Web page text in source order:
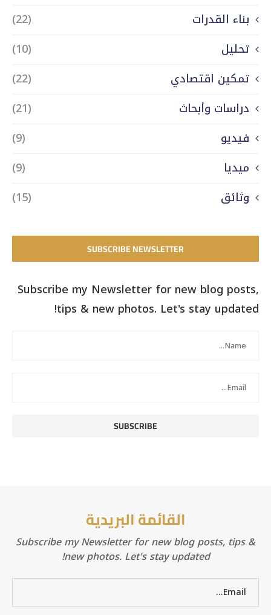
بناء القدرات
(22)
تحليل
(10)
تمكين اقتصادي
(22)
دراسات وأبحاث
(21)
فيديو
(9)
ميديا
(9)
وثائق
(15)
SUBSCRIBE NEWSLETTER
Subscribe my Newsletter for new blog posts,
tips & new photos. Let's stay updated!
القائمة البريدية
Subscribe my Newsletter for new blog posts, tips &
new photos. Let's stay updated!